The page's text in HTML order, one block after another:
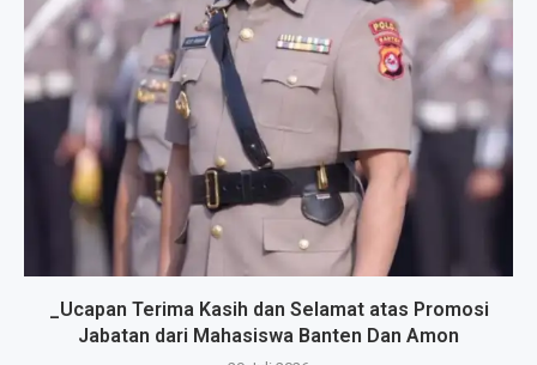
_Ucapan Terima Kasih dan Selamat atas Promosi
Jabatan dari Mahasiswa Banten Dan Amon